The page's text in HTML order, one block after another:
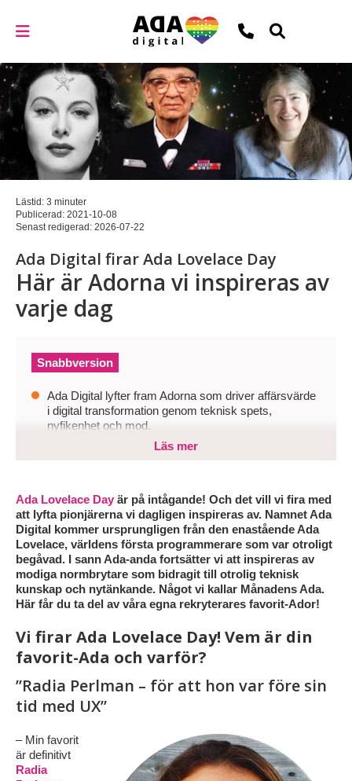
Lästid: 3 minuter
Publicerad: 2021-10-08
Senast redigerad: 2026-07-22
Ada Digital firar Ada Lovelace Day
Här är Adorna vi inspireras av
varje dag
Snabbversion
Ada Digital lyfter fram Adorna som driver affärsvärde
i digital transformation genom teknisk spets,
nyfikenhet och mod.
När techteam fastnar i gamla kravprofiler eller jagar
Organisationer behöver därför bredda synen på
kompetens, matcha på skills och motivation samt
bygga team som vill mer för att ligga steget före i en
snabbt föränderlig techvärld.
Läs mer
Ada Lovelace Day är på intågande! Och det vill vi fira med
att lyfta pionjärerna vi dagligen inspireras av. Namnet Ada
Digital kommer ursprungligen från den enastående Ada
Lovelace, världens första programmerare som var otroligt
begåvad. I sann Ada-anda fortsätter vi att inspireras av
modiga normbrytare som bidragit till otrolig teknisk
kunskap och nytänkande. Något vi kallar Månadens Ada.
Här får du ta del av våra egna rekryterares favorit-Ador!
Vi firar Ada Lovelace Day! Vem är din
favorit-Ada och varför?
”Radia Perlman – för att hon var före sin
tid med UX”
– Min favorit
är definitivt
Radia